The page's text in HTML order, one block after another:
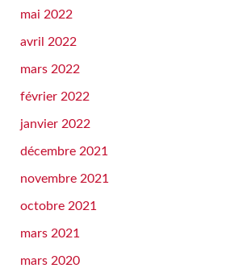
mai 2022
avril 2022
mars 2022
février 2022
janvier 2022
décembre 2021
novembre 2021
octobre 2021
mars 2021
mars 2020